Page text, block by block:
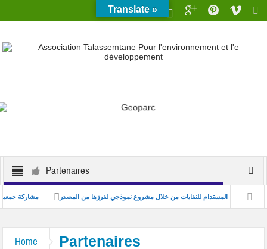
Partenaires
تعزيز التدبير المستدام للنفايات من خلال مشروع نموذجي لفرزها من المصدر
Home Partenaires
Translate »